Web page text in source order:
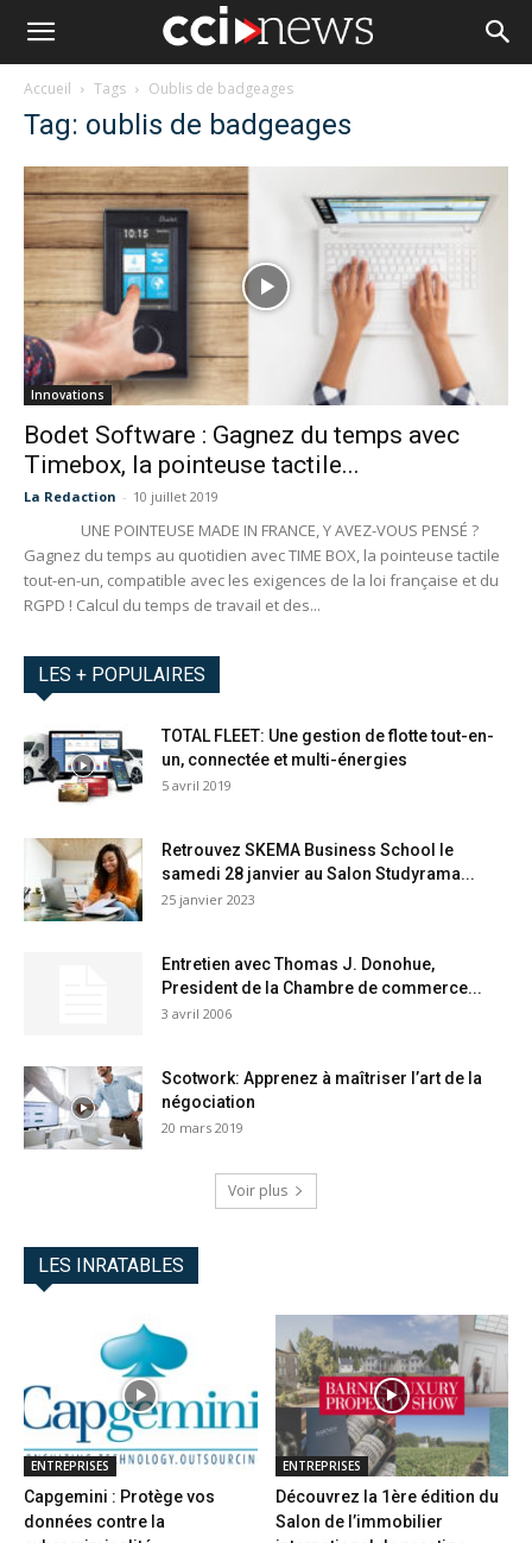
Accueil Tags Oublis de badgeages
Tag: oublis de badgeages
Innovations
Bodet Software : Gagnez du temps avec
Timebox, la pointeuse tactile...
La Redaction - 10 juillet 2019
UNE POINTEUSE MADE IN FRANCE, Y AVEZ-VOUS PENSÉ ?
Gagnez du temps au quotidien avec TIME BOX, la pointeuse tactile
tout-en-un, compatible avec les exigences de la loi française et du
RGPD ! Calcul du temps de travail et des...
LES + POPULAIRES
TOTAL FLEET: Une gestion de flotte tout-en-
un, connectée et multi-énergies
5 avril 2019
Retrouvez SKEMA Business School le
samedi 28 janvier au Salon Studyrama...
25 janvier 2023
Entretien avec Thomas J. Donohue,
President de la Chambre de commerce...
3 avril 2006
Scotwork: Apprenez à maîtriser l’art de la
négociation
20 mars 2019
Voir plus
LES INRATABLES
ENTREPRISES
Capgemini : Protège vos
données contre la
ENTREPRISES
Découvrez la 1ère édition du
Salon de l’immobilier